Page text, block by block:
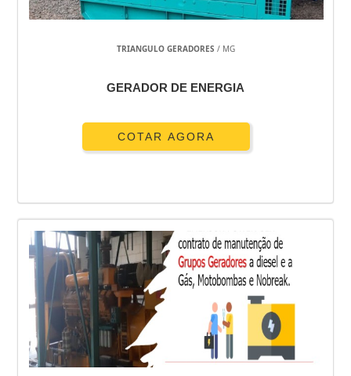
TRIANGULO GERADORES / MG
GERADOR DE ENERGIA
COTAR AGORA